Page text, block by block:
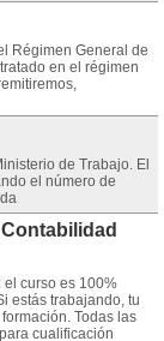
Régimen General de
en el régimen
de Trabajo. El
el número de
curso es 100%
estás trabajando, tu
Todas las
cualificación